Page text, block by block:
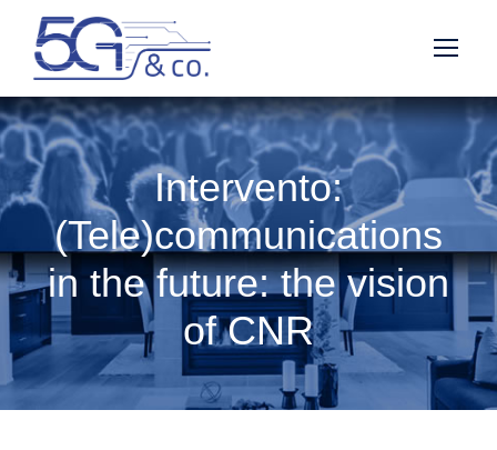
Intervento:
(Tele)communications
in the future: the vision
of CNR